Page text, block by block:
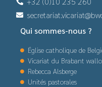
Qui sommes-nous ?
Église catholique de
Vicariat du Brabant
Rebecca Alsberge
Unités pastorales